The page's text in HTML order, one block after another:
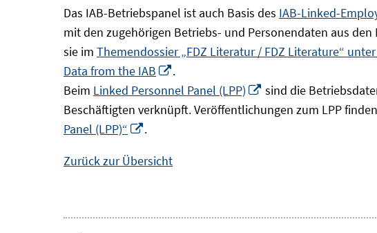
Das IAB-Betriebspanel ist auch Basis des IAB-Linked-
mit den zugehörigen Betriebs- und Personendaten aus
sie im Themendossier „FDZ Literatur / FDZ Literature“
Data from the IAB
In
neuem
Fenster
.
Beim Linked Personnel Panel (LPP)
In
neuem
sind die
Beschäftigten verknüpft. Veröffentlichungen zum LPP
Panel (LPP)“
In
Fenster
.
Zurück zur Übersicht